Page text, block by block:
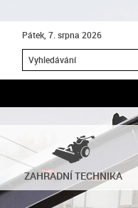
Pátek, 7. srpna 2026
ZAHRADNÍ TECHNIKA